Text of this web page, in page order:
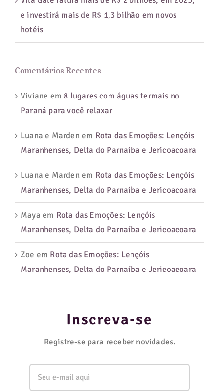
e investirá mais de R$ 1,3 bilhão em novos
hotéis
Comentários Recentes
Viviane em 8 lugares com águas termais no
Paraná para você relaxar
Luana e Marden em Rota das Emoções: Lençóis
Maranhenses, Delta do Parnaíba e Jericoacoara
Luana e Marden em Rota das Emoções: Lençóis
Maranhenses, Delta do Parnaíba e Jericoacoara
Maya em Rota das Emoções: Lençóis
Maranhenses, Delta do Parnaíba e Jericoacoara
Zoe em Rota das Emoções: Lençóis
Maranhenses, Delta do Parnaíba e Jericoacoara
Inscreva-se
Registre-se para receber novidades.